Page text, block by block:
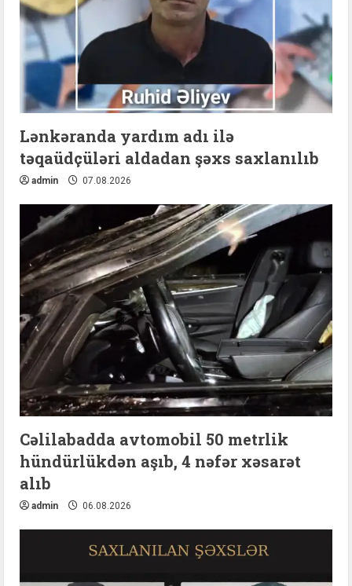
Lənkəranda yardım adı ilə
təqaüdçüləri aldadan şəxs saxlanılıb
admin 07.08.2026
Cəlilabadda avtomobil 50 metrlik
hündürlükdən aşıb, 4 nəfər xəsarət
alıb
admin 06.08.2026